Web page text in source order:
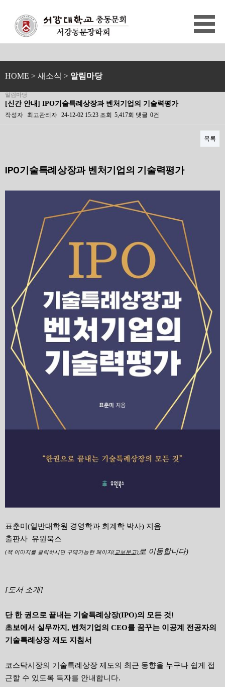
HOME > 새소식 > 알림마당
알림마당
[신간 안내] IPO기술특례상장과 벤처기업의 기술력평가
작성자 최고관리자 24-12-02 15:23 조회 5,417회 댓글 0건
목록
IPO기술특례상장과 벤처기업의 기술력평가
표춘미(일반대학원 경영학과 회계학 박사) 지음
출판사 유원북스
(책 이미지를 클릭하시면 구매가능한 페이지(교보문고) 로 이동합니다)
[도서 소개]
단 한 권으로 끝내는 기술특례상장(IPO)의 모든 것!
초보에서 실무까지, 벤처기업의 CEO를 꿈꾸는 이공계 전공자의
기술특례상장 제도 지침서
코스닥시장의 기술특례상장 제도의 최근 동향을 누구나 쉽게 접
근할 수 있도록 독자를 안내합니다.